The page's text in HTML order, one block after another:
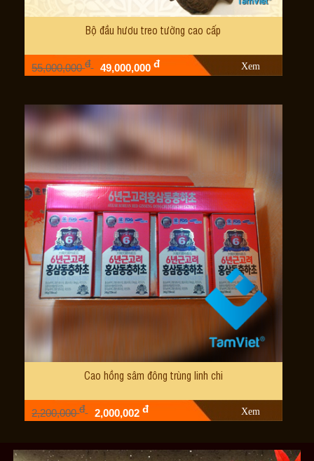
Bộ đầu hươu treo tường cao cấp
55,000,000đ 49,000,000đ Xem
Cao hồng sâm đông trùng linh chi
2,200,000đ 2,000,002đ Xem